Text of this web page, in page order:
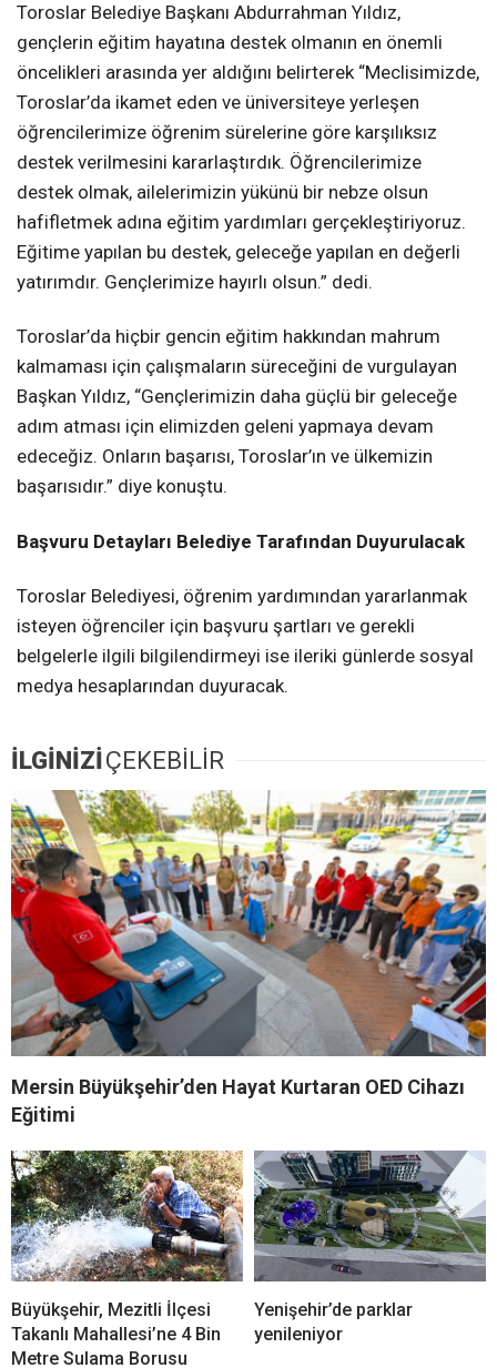
Toroslar Belediye Başkanı Abdurrahman Yıldız,
gençlerin eğitim hayatına destek olmanın en önemli
öncelikleri arasında yer aldığını belirterek “Meclisimizde,
Toroslar’da ikamet eden ve üniversiteye yerleşen
öğrencilerimize öğrenim sürelerine göre karşılıksız
destek verilmesini kararlaştırdık. Öğrencilerimize
destek olmak, ailelerimizin yükünü bir nebze olsun
hafifletmek adına eğitim yardımları gerçekleştiriyoruz.
Eğitime yapılan bu destek, geleceğe yapılan en değerli
yatırımdır. Gençlerimize hayırlı olsun.” dedi.
Toroslar’da hiçbir gencin eğitim hakkından mahrum
kalmaması için çalışmaların süreceğini de vurgulayan
Başkan Yıldız, “Gençlerimizin daha güçlü bir geleceğe
adım atması için elimizden geleni yapmaya devam
edeceğiz. Onların başarısı, Toroslar’ın ve ülkemizin
başarısıdır.” diye konuştu.
Başvuru Detayları Belediye Tarafından Duyurulacak
Toroslar Belediyesi, öğrenim yardımından yararlanmak
isteyen öğrenciler için başvuru şartları ve gerekli
belgelerle ilgili bilgilendirmeyi ise ileriki günlerde sosyal
medya hesaplarından duyuracak.
İLGİNİZİÇEKEBİLİR
Mersin Büyükşehir’den Hayat Kurtaran OED Cihazı
Eğitimi
Büyükşehir, Mezitli İlçesi
Takanlı Mahallesi’ne 4 Bin
Metre Sulama Borusu
Yenişehir’de parklar
yenileniyor